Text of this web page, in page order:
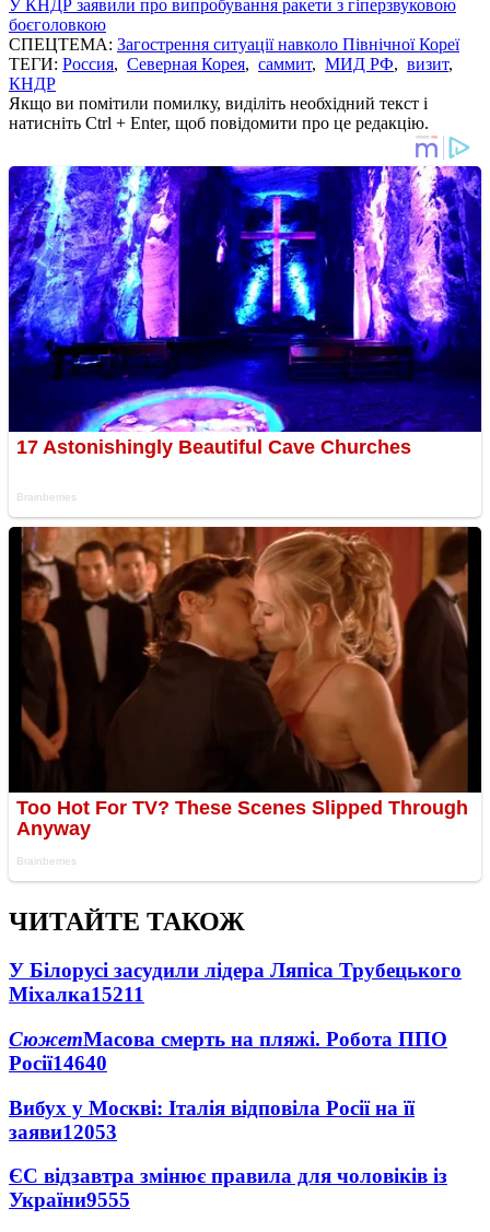
У КНДР заявили про випробування ракети з гіперзвуковою
боєголовкою
СПЕЦТЕМА: Загострення ситуації навколо Пiвнічної Кореї
ТЕГИ: Россия, Северная Корея, саммит, МИД РФ, визит,
КНДР
Якщо ви помітили помилку, виділіть необхідний текст і
натисніть Ctrl + Enter, щоб повідомити про це редакцію.
ЧИТАЙТЕ ТАКОЖ
У Білорусі засудили лідера Ляпіса Трубецького
Міхалка15211
СюжетМасова смерть на пляжі. Робота ППО
Росії14640
Вибух у Москві: Італія відповіла Росії на її
заяви12053
ЄС відзавтра змінює правила для чоловіків із
України9555